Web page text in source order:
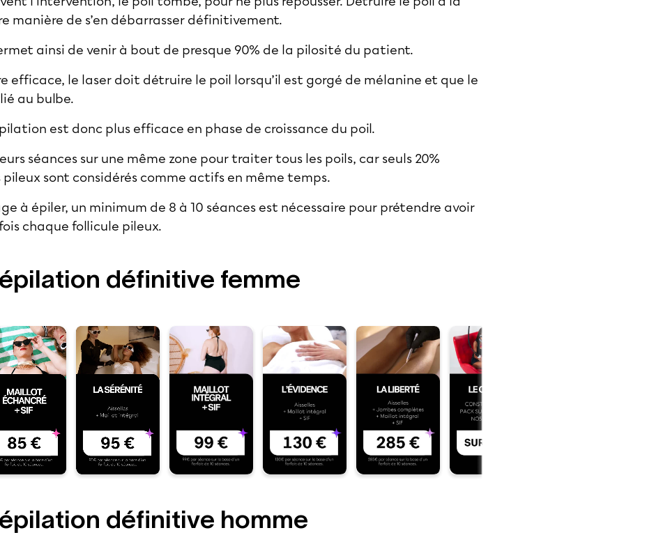
manière de s’en débarrasser définitivement.
ainsi de venir à bout de presque 90% de la pilosité du patient.
efficace, le laser doit détruire le poil lorsqu’il est gorgé de mélanine et que le
au bulbe.
est donc plus efficace en phase de croissance du poil.
séances sur une même zone pour traiter tous les poils, car seuls 20%
pileux sont considérés comme actifs en même temps.
à épiler, un minimum de 8 à 10 séances est nécessaire pour prétendre avoir
chaque follicule pileux.
définitive femme
définitive homme